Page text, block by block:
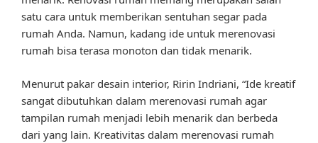
satu cara untuk memberikan sentuhan segar pada
rumah Anda. Namun, kadang ide untuk merenovasi
rumah bisa terasa monoton dan tidak menarik.
Menurut pakar desain interior, Ririn Indriani, “Ide kreatif
sangat dibutuhkan dalam merenovasi rumah agar
tampilan rumah menjadi lebih menarik dan berbeda
dari yang lain. Kreativitas dalam merenovasi rumah